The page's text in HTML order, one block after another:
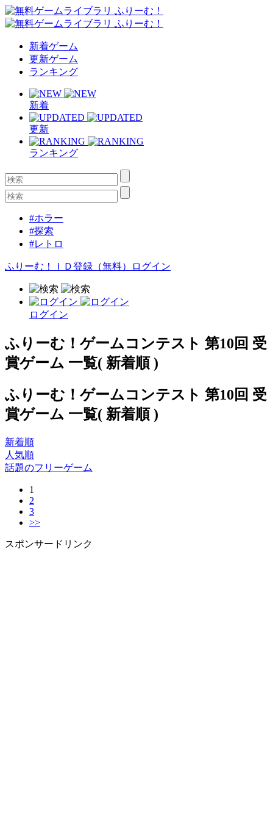
新着ゲーム
更新ゲーム
ランキング
新着
更新
ランキング
#ホラー
#探索
#レトロ
ふりーむ！ＩＤ登録（無料） ログイン
ログイン
ふりーむ！ゲームコンテスト 第10回 受
賞ゲーム 一覧( 新着順 )
ふりーむ！ゲームコンテスト 第10回 受
賞ゲーム 一覧( 新着順 )
新着順
人気順
話題のフリーゲーム
1
2
3
>>
スポンサードリンク